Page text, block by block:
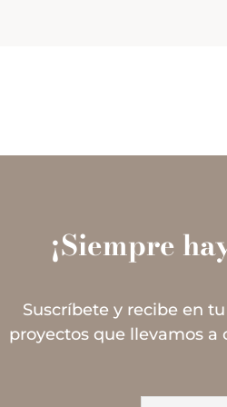
¡Siempre
Suscríbete y recibe en
proyectos que llevamos a